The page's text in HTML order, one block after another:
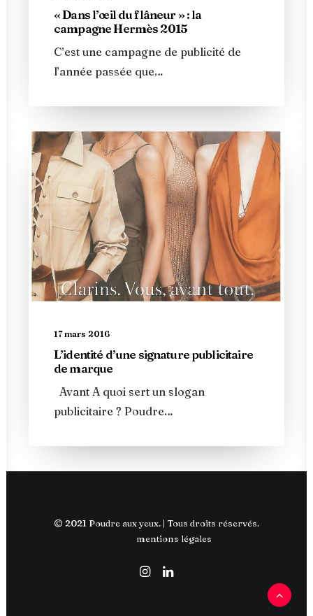
« Dans l’œil du flâneur » : la
campagne Hermès 2015
C’est une campagne de publicité de
l’année passée que…
17 mars 2016
L’identité d’une signature publicitaire
de marque
Avant A quoi sert un slogan
publicitaire ? Poudre…
© 2021 Poudre aux yeux. | Tous droits réservés.
mentions légales